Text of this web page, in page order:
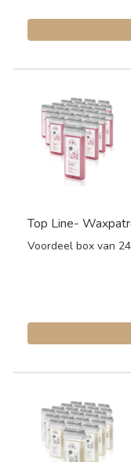
Top Line-
Voordeel box van